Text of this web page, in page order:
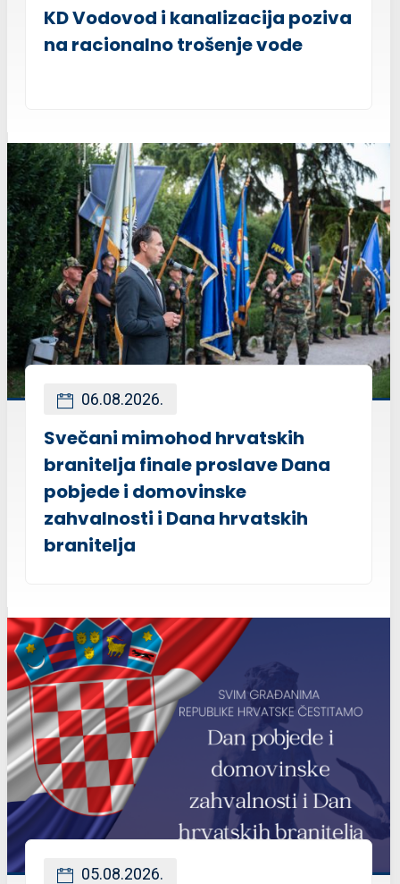
KD Vodovod i kanalizacija poziva
na racionalno trošenje vode
06.08.2026.
Svečani mimohod hrvatskih
branitelja finale proslave Dana
pobjede i domovinske
zahvalnosti i Dana hrvatskih
branitelja
05.08.2026.